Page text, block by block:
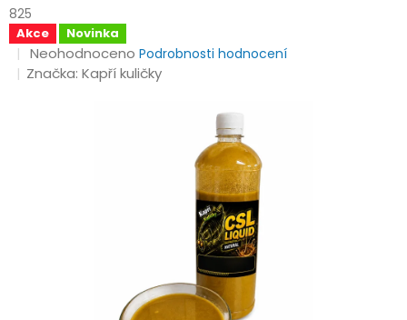
825
Akce Novinka
Průměrné
hodnocení
Neohodnoceno Podrobnosti hodnocení
Značka:Kapří kuličky